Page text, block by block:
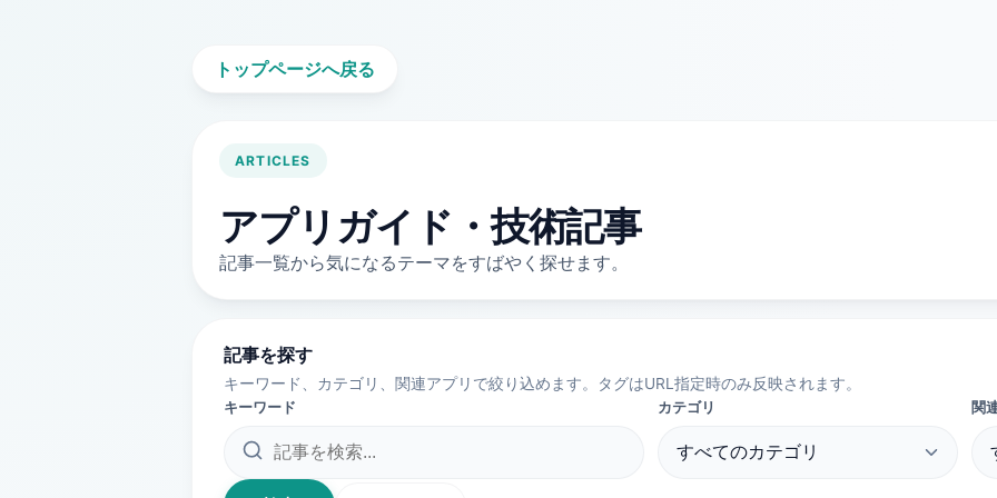
トップページへ戻る
ARTICLES
アプリガイド・技術記事
記事一覧から気になるテーマをすばやく探せます。
記事を探す
キーワード、カテゴリ、関連アプリで絞り込めます。タグはURL指定時のみ反映されます。
キーワード
カテゴリ 関